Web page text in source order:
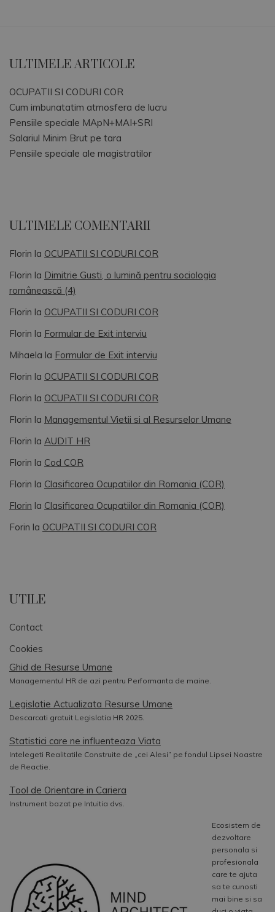
ULTIMELE ARTICOLE
OCUPATII SI CODURI COR
Cum imbunatatim atmosfera de lucru
Pensiile speciale MApN+MAI+SRI
Salariul Minim Brut pe tara
Pensiile speciale ale magistratilor
ULTIMELE COMENTARII
Florin la OCUPATII SI CODURI COR
Florin la Dimitrie Gusti, o lumină pentru sociologia
românească (4)
Florin la OCUPATII SI CODURI COR
Florin la Formular de Exit interviu
Mihaela la Formular de Exit interviu
Florin la OCUPATII SI CODURI COR
Florin la OCUPATII SI CODURI COR
Florin la Managementul Vietii si al Resurselor Umane
Florin la AUDIT HR
Florin la Cod COR
Florin la Clasificarea Ocupatiilor din Romania (COR)
Florin la Clasificarea Ocupatiilor din Romania (COR)
Forin la OCUPATII SI CODURI COR
UTILE
Contact
Cookies
Ghid de Resurse Umane
Managementul HR de azi pentru Performanta de maine.
Legislatie Actualizata Resurse Umane
Descarcati gratuit Legislatia HR 2025.
Statistici care ne influenteaza Viata
Intelegeti Realitatile Construite de „cei Alesi” pe fondul Lipsei Noastre
de Reactie.
Tool de Orientare in Cariera
Instrument bazat pe Intuitia dvs.
Ecosistem de
dezvoltare
personala si
profesionala
care te ajuta
sa te cunosti
mai bine si sa